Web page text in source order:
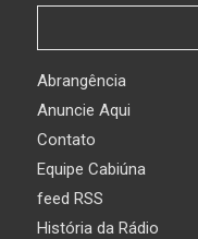
Abrangência
Anuncie Aqui
Contato
Equipe Cabiúna
feed RSS
História da Rádio